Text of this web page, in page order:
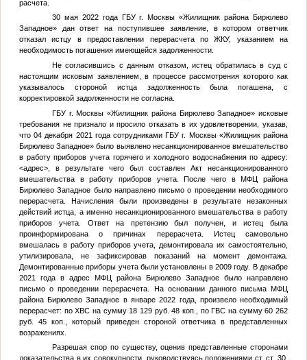
расчета.
30 мая 2022 года ГБУ г. Москвы «Жилищник района Бирюлево
Западное» дан ответ на поступившее заявление, в котором ответчик
отказал истцу в предоставлении перерасчета по ЖКУ, указанием на
необходимость погашения имеющейся задолженности.
Не согласившись с данным отказом, истец обратилась в суд с
настоящим исковым заявлением, в процессе рассмотрения которого как
указывалось стороной истца задолженность была погашена, с
корректировкой задолженности не согласна.
ГБУ г. Москвы «Жилищник района Бирюлево Западное» исковые
требования не признало и просило отказать в их удовлетворении, указав,
что 04 декабря 2021 года сотрудниками ГБУ г. Москвы «Жилищник района
Бирюлево Западное» было выявлено несанкционированное вмешательство
в работу приборов учета горячего и холодного водоснабжения по адресу:
<адрес>, в результате чего был составлен Акт несанкционированного
вмешательства в работу приборов учета. После чего в МФЦ района
Бирюлево Западное было направлено письмо о проведении необходимого
перерасчета. Начисления были произведены в результате незаконных
действий истца, а именно несанкционированного вмешательства в работу
приборов учета. Ответ на претензию был получен, и истец была
проинформирована о причинах перерасчета. Истец самовольно
вмешалась в работу приборов учета, демонтировала их самостоятельно,
утилизировала, не зафиксировав показаний на момент демонтажа.
Демонтированные приборы учета были установлены в 2009 году. В декабре
2021 года в адрес МФЦ района Бирюлево Западное было направлено
письмо о проведении перерасчета. На основании данного письма МФЦ
района Бирюлево Западное в январе 2022 года, произвело необходимый
перерасчет: по ХВС на сумму 18 129 руб. 48 коп., по ГВС на сумму 60 262
руб. 45 коп., который приведен стороной ответчика в представленных
возражениях.
Разрешая спор по существу, оценив представленные сторонами
доказательства в их совокупности, руководствуясь положениями ст. ст. 30,